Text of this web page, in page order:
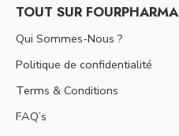
TOUT SUR FOURPHARMA
Qui Sommes-Nous ?
Politique de confidentialité
Terms & Conditions
FAQ’s